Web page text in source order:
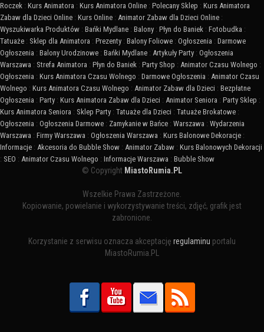
Roczek : Kurs Animatora : Kurs Animatora Online : Polecany Sklep : Kurs Animatora
Zabaw dla Dzieci Online : Kurs Online : Animator Zabaw dla Dzieci Online :
Wyszukiwarka Produktów : Bańki Mydlane : Balony : Płyn do Baniek : Fotobudka :
Tatuaże : Sklep dla Animatora : Prezenty : Balony Foliowe : Ogłoszenia : Darmowe
Ogłoszenia : Balony Urodzinowe : Bańki Mydlane : Artykuły Party : Ogłoszenia
Warszawa : Strefa Animatora : Płyn do Baniek : Party Shop : Animator Czasu Wolnego :
Ogłoszenia : Kurs Animatora Czasu Wolnego : Darmowe Ogłoszenia : Animator Czasu
Wolnego : Kurs Animatora Czasu Wolnego : Animator Zabaw dla Dzieci : Bezpłatne
Ogłoszenia : Party : Kurs Animatora Zabaw dla Dzieci : Animator Seniora : Party Sklep :
Kurs Animatora Seniora : Sklep Party : Tatuaże dla Dzieci : Tatuaże Brokatowe :
Ogłoszenia : Ogłoszenia Darmowe : Zamykanie w Bańce : Warszawa : Wydarzenia
Warszawa : Firmy Warszawa : Ogłoszenia Warszawa : Kurs Balonowe Dekoracje :
Informacje : Akcesoria do Bubble Show : Animator Zabaw : Kurs Balonowych Dekoracji
: SEO : Animator Czasu Wolnego : Informacje Warszawa : Bubble Show
© Copyright MiastoRumia.PL
Wszelkie Prawa Zastrzeżone.
Kopiowanie, powielanie i wykorzystywanie treści, zdjęć, grafik jest
zabronione.
Korzystanie z serwisu oznacza akceptację regulaminu portalu
MiastoRumia.PL